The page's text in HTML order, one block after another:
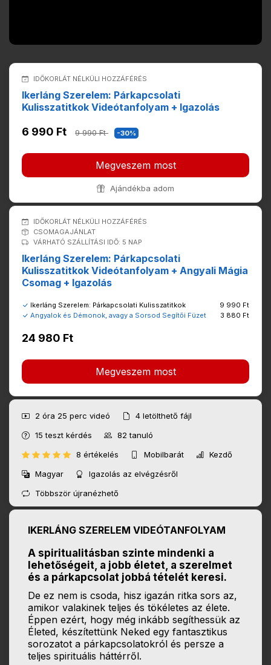
IDŐKORLÁT NÉLKÜLI HOZZÁFÉRÉS
Ikerláng Szerelem: Párkapcsolati
Kulisszatitkok Videótanfolyam + Igazolás
6 990 Ft 9 990 Ft -30%
Megveszem most
Ajándékba adom
IDŐKORLÁT NÉLKÜLI HOZZÁFÉRÉS
CSOMAGAJÁNLAT
VÁRHATÓ SZÁLLÍTÁSI IDŐ: 5 NAP
Ikerláng Szerelem: Párkapcsolati
Kulisszatitkok Videótanfolyam + Angyali Mágia
Csomag + Igazolás
Ikerláng Szerelem: Párkapcsolati Kulisszatitkok
9 990 Ft
Angyalok és Démonok, avagy a Sorsod Segítői Füzet
3 880 Ft
24 980 Ft
Megveszem most
2 óra 25 perc videó 4 letölthető fájl
15teszt kérdés 82tanuló
8 értékelés
Mobilbarát
Kezdő
Magyar
Igazolás az elvégzésről
Többször újranézhető
IKERLÁNG SZERELEM VIDEÓTANFOLYAM
A spiritualitásban szinte mindenki a
lehetőségeit, a jobb életet, a szerelmet
és a párkapcsolat jobbá tételét keresi.
De ez nem is csoda, hisz igazán ritka sors az,
amikor valakinek teljes és tökéletes az élete.
Éppen ezért, hogy még inkább segíthessük az
Életed, készítettünk Neked egy fantasztikus
sorozatot a párkapcsolatokról és persze a
teljes spirituális háttérről.